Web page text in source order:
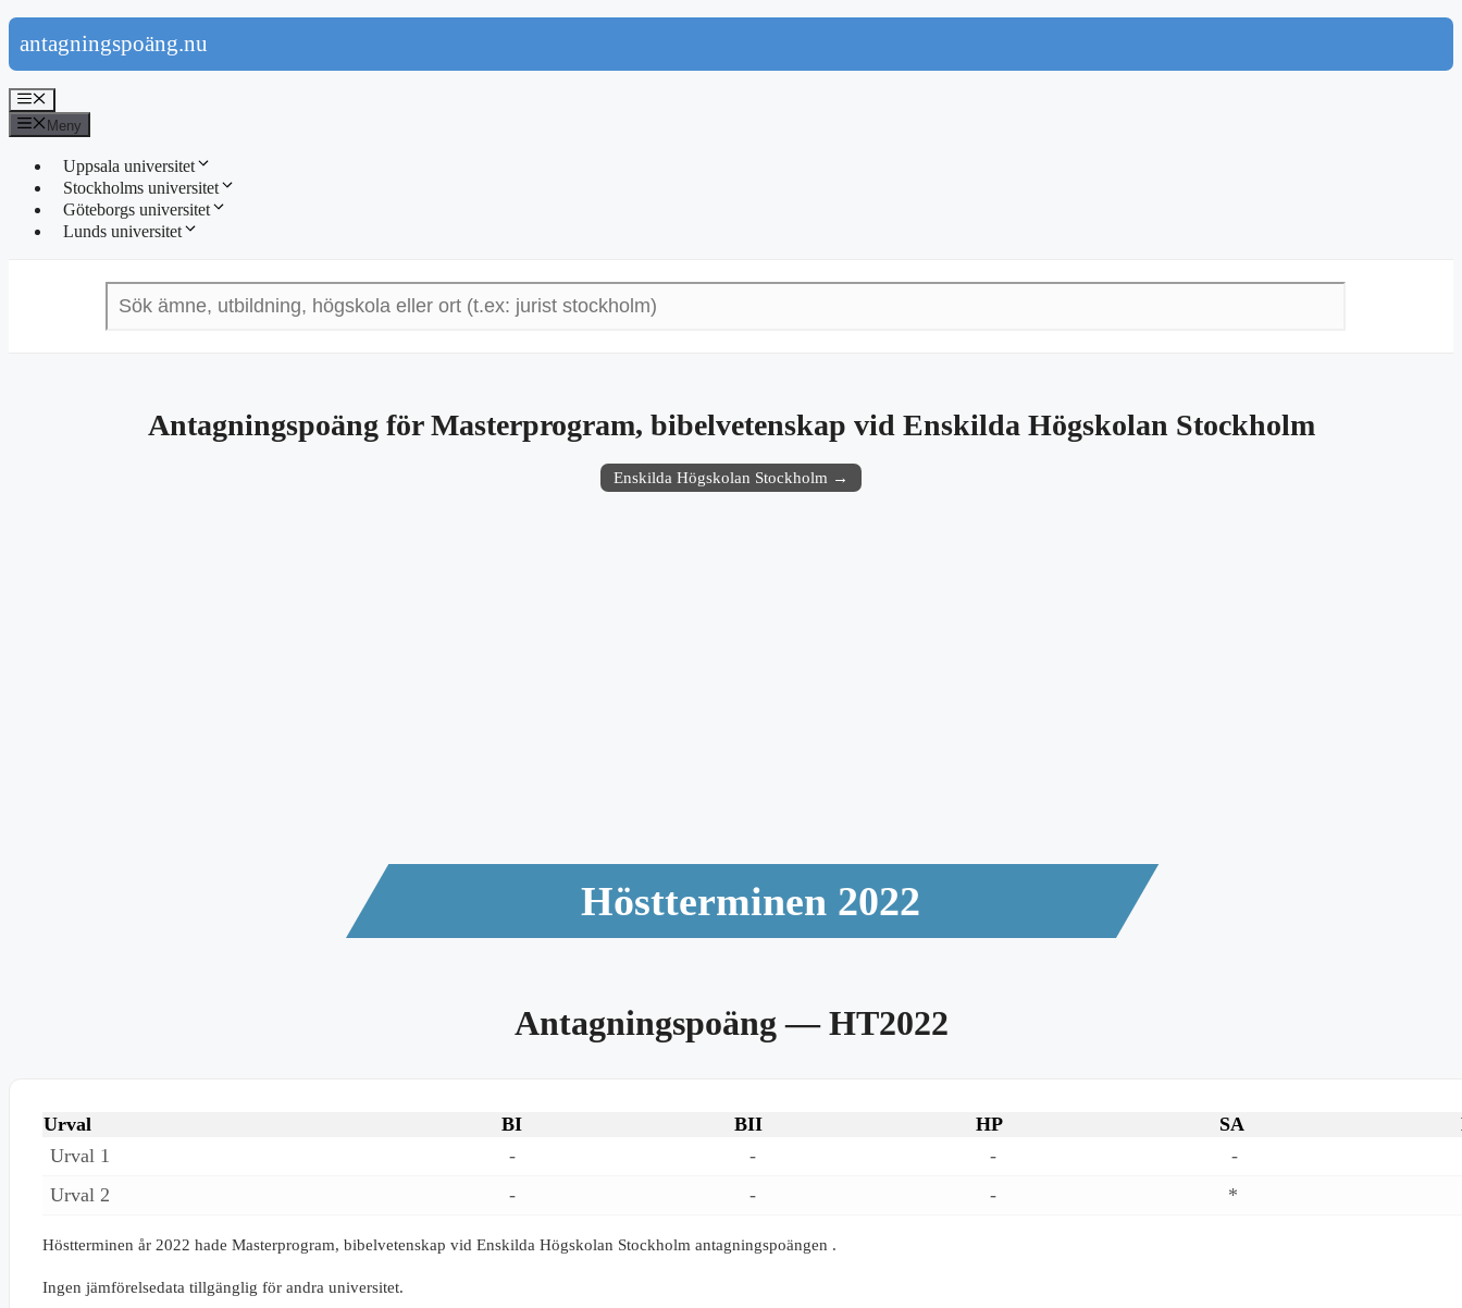
Hoppa
till
innehåll
antagningspoäng.nu
Meny
Meny
Uppsala universitet
Stockholms universitet
Göteborgs universitet
Lunds universitet
Antagningspoäng för Masterprogram, bibelvetenskap vid Enskilda Högskolan Stockholm
Enskilda Högskolan Stockholm →
Höstterminen 2022
Antagningspoäng— HT2022
Urval BI BII HP SA
Urval 1
- - -
-
Urval 2
- - - *
Höstterminen år 2022 hade Masterprogram, bibelvetenskap vid Enskilda Högskolan Stockholm antagningspoängen .
Ingen jämförelsedata tillgänglig för andra universitet.